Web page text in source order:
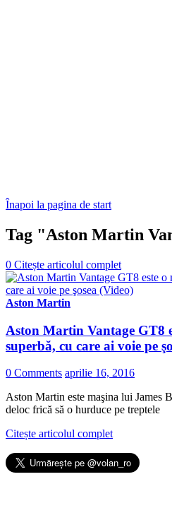
Înapoi la pagina de start
Tag "Aston Martin
0 Citește articolul complet
Aston Martin
Aston Martin Vantage GT8
superbă, cu care ai voie pe
0 Comments aprilie 16, 2016
Aston Martin este maşina lui James
deloc frică să o hurduce pe treptele
Citește articolul complet